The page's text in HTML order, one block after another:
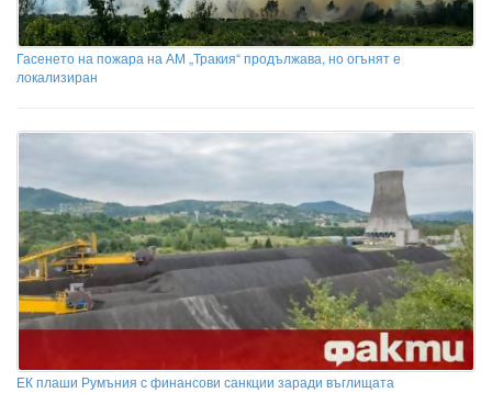
Гасенето на пожара на АМ „Тракия“ продължава, но огънят е
локализиран
ЕК плаши Румъния с финансови санкции заради въглищата